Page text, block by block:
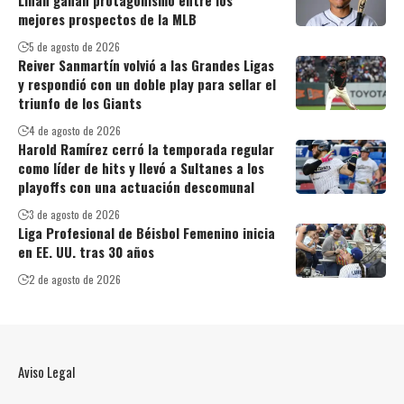
mejores prospectos de la MLB
5 de agosto de 2026
Reiver Sanmartín volvió a las Grandes Ligas
y respondió con un doble play para sellar el
triunfo de los Giants
4 de agosto de 2026
Harold Ramírez cerró la temporada regular
como líder de hits y llevó a Sultanes a los
playoffs con una actuación descomunal
3 de agosto de 2026
Liga Profesional de Béisbol Femenino inicia
en EE. UU. tras 30 años
2 de agosto de 2026
Aviso Legal